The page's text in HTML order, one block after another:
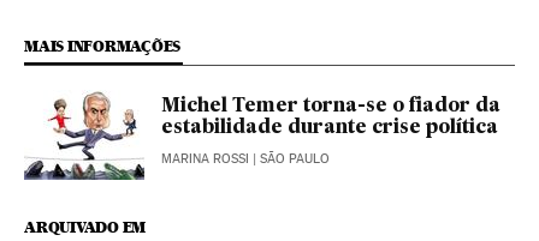
MAIS INFORMAÇÕES
Michel Temer torna-se o fiador da
estabilidade durante crise política
MARINA ROSSI | SÃO PAULO
ARQUIVADO EM